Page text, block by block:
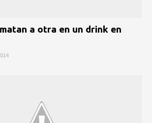
a otra en un drink en